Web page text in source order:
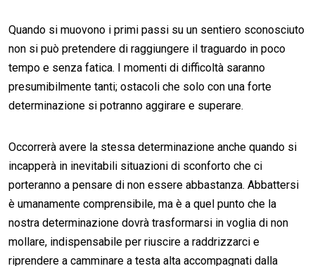
Quando si muovono i primi passi su un sentiero sconosciuto
non si può pretendere di raggiungere il traguardo in poco
tempo e senza fatica. I momenti di difficoltà saranno
presumibilmente tanti; ostacoli che solo con una forte
determinazione si potranno aggirare e superare.
Occorrerà avere la stessa determinazione anche quando si
incapperà in inevitabili situazioni di sconforto che ci
porteranno a pensare di non essere abbastanza. Abbattersi
è umanamente comprensibile, ma è a quel punto che la
nostra determinazione dovrà trasformarsi in voglia di non
mollare, indispensabile per riuscire a raddrizzarci e
riprendere a camminare a testa alta accompagnati dalla